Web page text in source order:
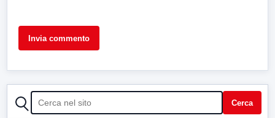
CERCA Cerca